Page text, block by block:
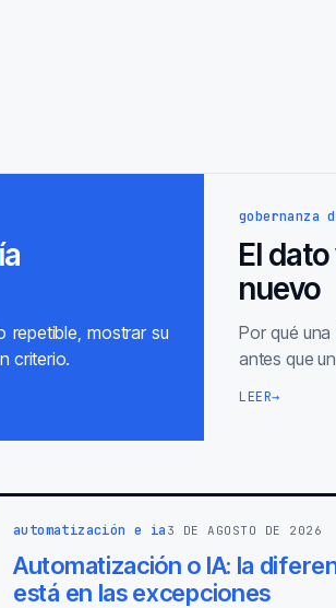
repetible, mostrar su
criterio.
gobernanza
El
nuevo
Por qué
antes que
LEER→
automatización e ia 3 DE AGOSTO DE 2026
Automatización o IA: la
está en las excepciones